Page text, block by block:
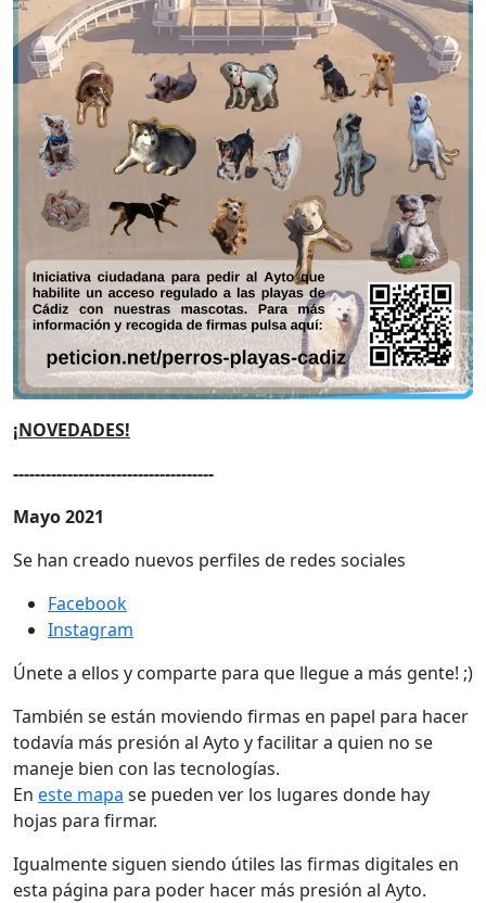
¡NOVEDADES!
-------------------------------------
Mayo 2021
Se han creado nuevos perfiles de redes sociales
Facebook
Instagram
Únete a ellos y comparte para que llegue a más gente! ;)
También se están moviendo firmas en papel para hacer
todavía más presión al Ayto y facilitar a quien no se
maneje bien con las tecnologías.
En este mapa se pueden ver los lugares donde hay
hojas para firmar.
Igualmente siguen siendo útiles las firmas digitales en
esta página para poder hacer más presión al Ayto.